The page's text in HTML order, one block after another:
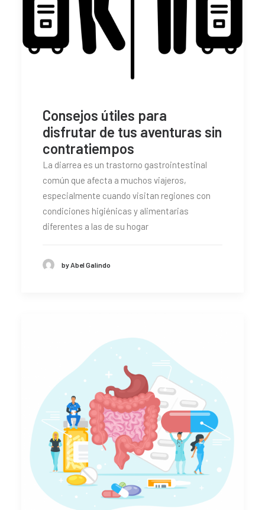
Consejos útiles para
disfrutar de tus aventuras sin
contratiempos
La diarrea es un trastorno gastrointestinal
común que afecta a muchos viajeros,
especialmente cuando visitan regiones con
condiciones higiénicas y alimentarias
diferentes a las de su hogar
by Abel Galindo